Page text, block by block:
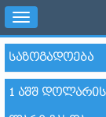
Toggle
navigation
ᲡᲐᲖᲝᲒᲐᲓᲝᲔᲑᲐ
1 ᲐᲨᲨ